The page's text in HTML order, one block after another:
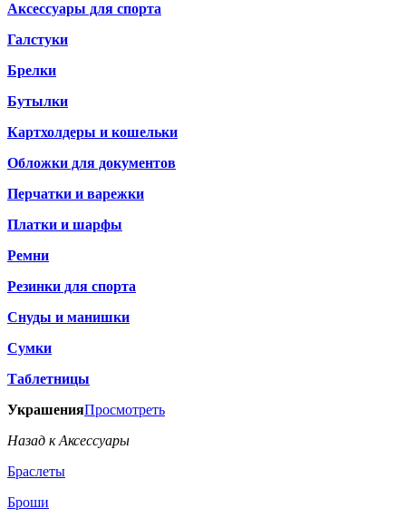
Аксессуары для спорта
Галстуки
Брелки
Бутылки
Картхолдеры и кошельки
Обложки для документов
Перчатки и варежки
Платки и шарфы
Ремни
Резинки для спорта
Снуды и манишки
Сумки
Таблетницы
УкрашенияПросмотреть
Назад к Аксессуары
Браслеты
Броши